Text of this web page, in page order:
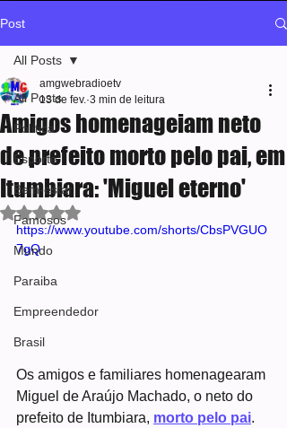
Post
All Posts
Política
Esporte
Bem-estar
Famosos
Mundo
Paraiba
Empreendedor
Brasil
All Posts
Amigos homenageiam neto
de prefeito morto pelo pai, em
Itumbiara: 'Miguel eterno'
amgwebradioetv
13 de fev. 3 min de leitura
Avaliado com NaN de 5 estrelas.
https://www.youtube.com/shorts/CbsPVGUO
7gQ
Os amigos e familiares homenagearam
Miguel de Araújo Machado, o neto do
prefeito de Itumbiara, morto pelo pai.